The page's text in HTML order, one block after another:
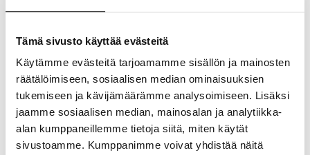
Tämä sivusto käyttää evästeitä
Käytämme evästeitä tarjoamamme sisällön ja mainosten
räätälöimiseen, sosiaalisen median ominaisuuksien
tukemiseen ja kävijämäärämme analysoimiseen. Lisäksi
jaamme sosiaalisen median, mainosalan ja analytiikka-
alan kumppaneillemme tietoja siitä, miten käytät
sivustoamme. Kumppanimme voivat yhdistää näitä
Rakennus
Remontti
Maalaus